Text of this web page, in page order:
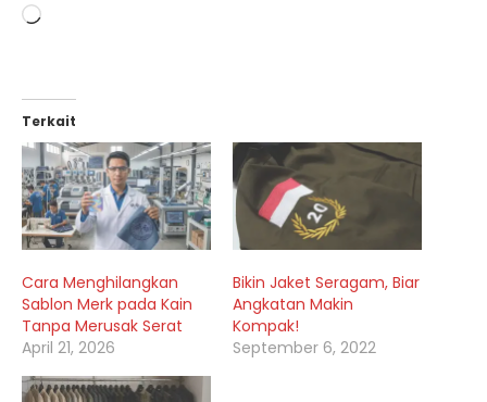
Memuat...
Terkait
Cara Menghilangkan
Sablon Merk pada Kain
Tanpa Merusak Serat
April 21, 2026
Bikin Jaket Seragam, Biar
Angkatan Makin
Kompak!
September 6, 2022